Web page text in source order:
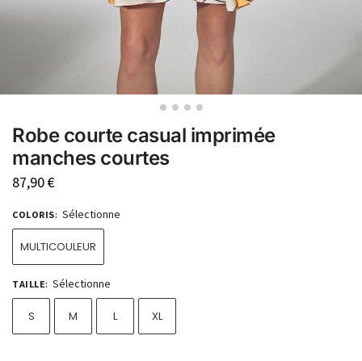
Robe courte casual imprimée
manches courtes
87,90€
COLORIS: Sélectionne
MULTICOULEUR
TAILLE: Sélectionne
S M L XL